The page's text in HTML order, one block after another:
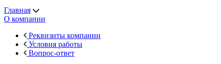
Главная
О компании
Реквизиты компании
Условия работы
Вопрос-ответ